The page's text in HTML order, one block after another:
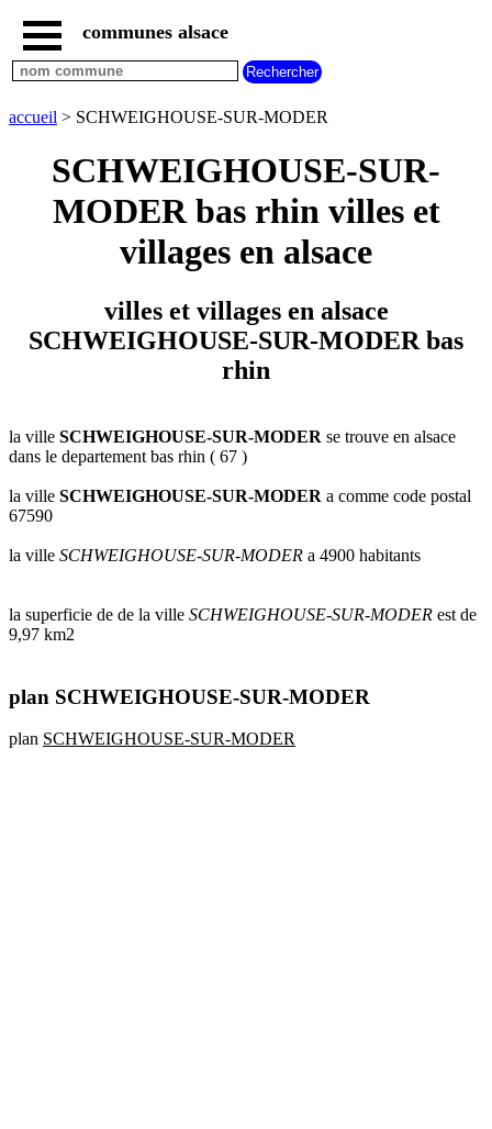
accueil
villes
rhin
commencant
C D E F
G
J K L M
N
T
commencant
O
P Q R S T
U
V
W X Y Z
communes alsace
accueil > SCHWEIGHOUSE-SUR-MODER
SCHWEIGHOUSE-SUR-
MODER bas rhin villes et
villages en alsace
villes et villages en alsace
SCHWEIGHOUSE-SUR-MODER bas
rhin
la ville SCHWEIGHOUSE-SUR-MODER se trouve en alsace
dans le departement bas rhin ( 67 )
la ville SCHWEIGHOUSE-SUR-MODER a comme code postal
67590
la ville SCHWEIGHOUSE-SUR-MODER a 4900 habitants
la superficie de de la ville SCHWEIGHOUSE-SUR-MODER est de
9,97 km2
plan SCHWEIGHOUSE-SUR-MODER
plan SCHWEIGHOUSE-SUR-MODER